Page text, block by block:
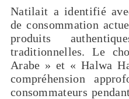
Natilait a identifié
de consommation
produits
traditionnelles. Le
Arabe » et « Halwa
compréhension
consommateurs